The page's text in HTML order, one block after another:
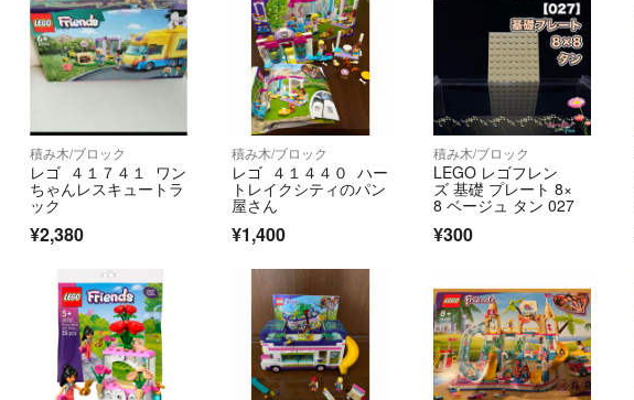
積み木/ブロック
レゴ ４１７４１ ワン
ちゃんレスキュートラ
ック
¥2,380
積み木/ブロック
レゴ ４１４４０ ハー
トレイクシティのパン
屋さん
¥1,400
積み木/ブロック
LEGO レゴフレン
ズ 基礎 プレート 8×
8 ベージュ タン 027
¥300